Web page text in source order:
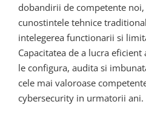
dobandirii de competente
cunostintele tehnice
intelegerea functionarii si
Capacitatea de a lucra
le configura, audita si
cele mai valoroase
cybersecurity in urmatorii ani.